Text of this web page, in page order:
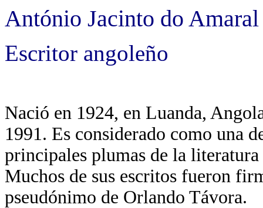
António Jacinto do
Escritor angoleño
Nació en 1924, en Luanda,
1991. Es considerado como una
principales plumas de la literatura
Muchos de sus escritos fueron
pseudónimo de Orlando Távora.